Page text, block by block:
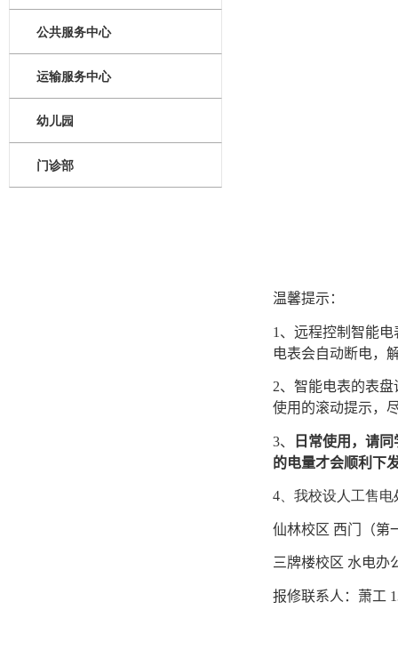
公共服务中心
运输服务中心
幼儿园
门诊部
温馨提示：
1 、远程控制智能
电表会自动断电，
2、智能电表的表
使用的滚动提示，
3、
日常使用，请
的电量才会顺利下
4 、我校设人工售
仙林校区 西门（
三牌楼校区 水电办
报修联系人：萧工